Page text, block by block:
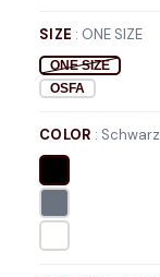
SIZE : ONE SIZE
ONE SIZE
OSFA
COLOR : Schwarz